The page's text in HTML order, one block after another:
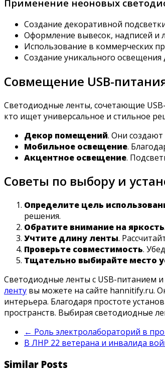
Применение неоновых
Создание декоративной
Оформление вывесок, надписей и
Использование в коммерческих
Создание уникального
Совмещение USB-
Светодиодные ленты, сочетающие
кто ищет универсальное и стильное
Декор помещений. Они создают
Мобильное освещение.
Акцентное освещение.
Советы по выбору и
Определите цель
решения.
Обратите внимание на яркость
Учтите длину ленты.
Проверьте совместимость.
Тщательно выбирайте место
Светодиодные ленты с USB-питанием
ленту вы можете на сайте hannitify.ru.
интерьера. Благодаря простоте
пространств. Выбирая светодиодные
← Роль электролабораторий в
В ЛНР 22 ветерана и инвалида
Similar Posts